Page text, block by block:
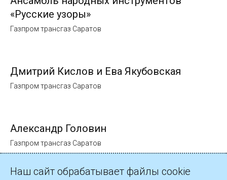
«Русские узоры»
Газпром трансгаз Саратов
Дмитрий Кислов и Ева Якубовская
Газпром трансгаз Саратов
Александр Головин
Газпром трансгаз Саратов
Наш сайт обрабатывает файлы cookie